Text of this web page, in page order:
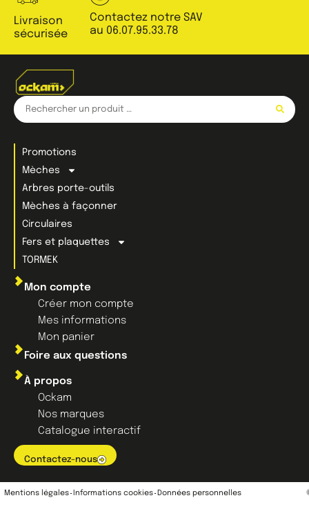
Livraison
sécurisée
Contactez notre SAV
au 06.07.95.33.78
À propos
Ockam
Nos marques
Catalogue interactif
Contactez-nous
Promotions
Mèches
Arbres porte-outils
Mèches à façonner
Circulaires
Fers et plaquettes
TORMEK
Mon compte
Créer mon compte
Mes informations
Mon panier
Foire aux questions
Mentions légales Informations cookies Données personnelles